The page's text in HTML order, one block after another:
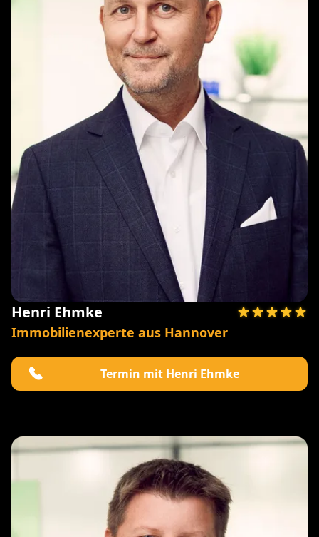
Henri Ehmke
Immobilienexperte aus Hannover
Termin mit Henri Ehmke